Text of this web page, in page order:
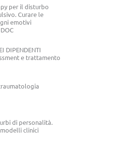
per il disturbo
Curare le
emotivi
DIPENDENTI
e trattamento
di personalità.
clinici